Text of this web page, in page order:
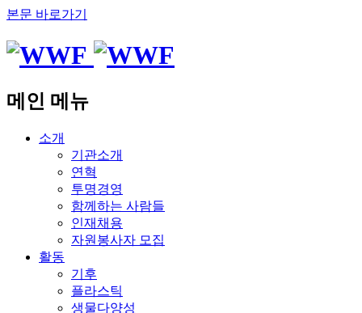
본문 바로가기
메인 메뉴
소개
기관소개
연혁
투명경영
함께하는 사람들
인재채용
자원봉사자 모집
활동
기후
플라스틱
생물다양성